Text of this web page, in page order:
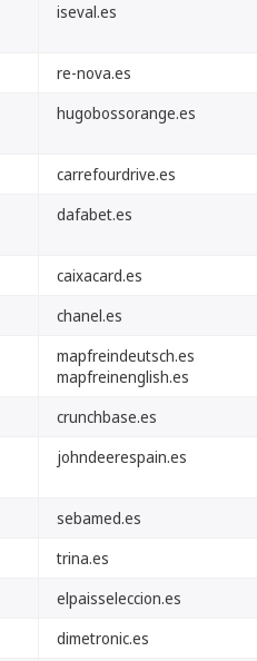
iseval.es
re-nova.es
hugobossorange.es
carrefourdrive.es
dafabet.es
caixacard.es
chanel.es
mapfreindeutsch.es
mapfreinenglish.es
crunchbase.es
johndeerespain.es
sebamed.es
trina.es
elpaisseleccion.es
dimetronic.es